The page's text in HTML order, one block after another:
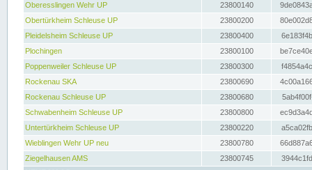
Oberesslingen Wehr UP
23800140
Obertürkheim Schleuse UP
23800200
Pleidelsheim Schleuse UP
23800400
Plochingen
23800100
Poppenweiler Schleuse UP
23800300
Rockenau SKA
23800690
Rockenau Schleuse UP
23800680
Schwabenheim Schleuse UP
23800800
Untertürkheim Schleuse UP
23800220
Wieblingen Wehr UP neu
23800780
Ziegelhausen AMS
23800745